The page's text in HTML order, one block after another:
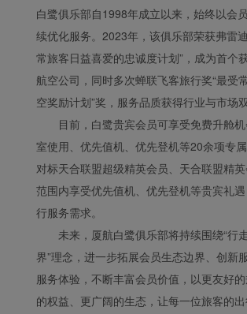
白鹭俱乐部自1998年成立以来，始终以会
续优化服务。2023年，该俱乐部荣获弗雷
常旅客日益喜爱的忠诚度计划”，成为首个
航空公司，同时多次蝉联飞客旅行奖“最受
空奖励计划”奖，服务品质获得行业与市场
目前，白鹭贵宾会员可享受免费升舱机
室使用、优先值机、优先登机等20余项专
对标天合联盟超级精英会员、天合联盟精
范围内享受优先值机、优先登机等贵宾礼
行服务需求。
未来，厦航白鹭俱乐部将持续围绕“行
界”理念，进一步拓展会员生态边界、创新
服务体验，不断丰富会员价值，以更友好
的权益、更广阔的生态，让每一位旅客的